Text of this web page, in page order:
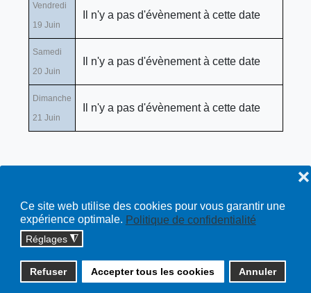
Ce site web utilise des cookies pour vous garantir une
expérience optimale. Politique de confidentialité
Réglages ◮
Refuser Accepter tous les cookies Annuler
❌
Vendredi
19 Juin
Il n'y a pas d'évènement à cette date
Samedi
20 Juin
Il n'y a pas d'évènement à cette date
Dimanche
21 Juin
Il n'y a pas d'évènement à cette date
Copyright © 2026 cossonay.ch - tous droits réservés | site :
solutions informatiques